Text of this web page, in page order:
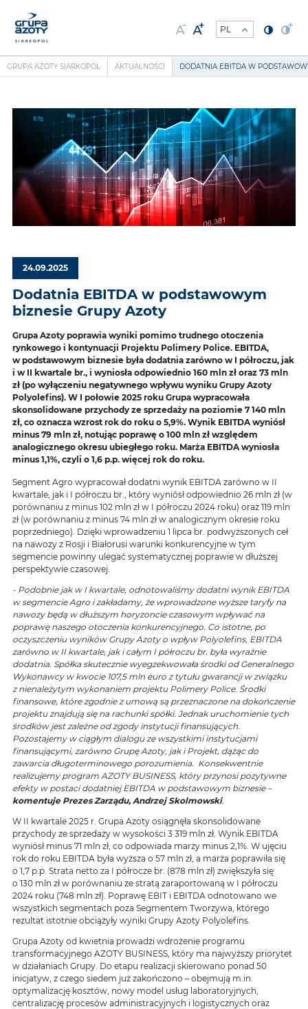
GRUPA AZOTY SIARKOPOL AKTUALNOŚCI DODATNIA EBITDA W
24.09.2025
Dodatnia EBITDA w podstawowym
biznesie Grupy Azoty
Grupa Azoty poprawia wyniki pomimo trudnego otoczenia
rynkowego i kontynuacji Projektu Polimery Police. EBITDA,
w podstawowym biznesie była dodatnia zarówno w I półroczu, jak
i w II kwartale br., i wyniosła odpowiednio 160 mln zł oraz 73 mln
zł (po wyłączeniu negatywnego wpływu wyniku Grupy Azoty
Polyolefins). W I połowie 2025 roku Grupa wypracowała
skonsolidowane przychody ze sprzedaży na poziomie 7 140 mln
zł, co oznacza wzrost rok do roku o 5,9%. Wynik EBITDA wyniósł
minus 79 mln zł, notując poprawę o 100 mln zł względem
analogicznego okresu ubiegłego roku. Marża EBITDA wyniosła
minus 1,1%, czyli o 1,6 p.p. więcej rok do roku.
Segment Agro wypracował dodatni wynik EBITDA zarówno w II
kwartale, jak i I półroczu br., który wyniósł odpowiednio 26 mln zł (w
porównaniu z minus 102 mln zł w I półroczu 2024 roku) oraz 119 mln
zł (w porównaniu z minus 74 mln zł w analogicznym okresie roku
poprzedniego). Dzięki wprowadzeniu 1 lipca br. podwyższonych ceł
na nawozy z Rosji i Białorusi warunki konkurencyjne w tym
segmencie powinny ulegać systematycznej poprawie w dłuższej
perspektywie czasowej.
- Podobnie jak w I kwartale, odnotowaliśmy dodatni wynik EBITDA
w segmencie Agro i zakładamy, że wprowadzone wyższe taryfy na
nawozy będą w dłuższym horyzoncie czasowym wpływać na
poprawę naszego otoczenia konkurencyjnego. Co istotne, po
oczyszczeniu wyników Grupy Azoty o wpływ Polyolefins, EBITDA
zarówno w II kwartale, jak i całym I półroczu br. była wyraźnie
dodatnia. Spółka skutecznie wyegzekwowała środki od Generalnego
Wykonawcy w kwocie 107,5 mln euro z tytułu gwarancji w związku
z nienależytym wykonaniem projektu Polimery Police. Środki
finansowe, które zgodnie z umową są przeznaczone na dokończenie
projektu znajdują się na rachunki spółki. Jednak uruchomienie tych
środków jest zależne od zgody instytucji finansujących.
Pozostajemy w ciągłym dialogu ze wszystkimi instytucjami
finansującymi, zarówno Grupę Azoty, jak i Projekt, dążąc do
zawarcia długoterminowego porozumienia. Konsekwentnie
realizujemy program AZOTY BUSINESS, który przynosi pozytywne
efekty w postaci dodatniej EBITDA w podstawowym biznesie –
komentuje Prezes Zarządu, Andrzej Skolmowski.
W II kwartale 2025 r. Grupa Azoty osiągnęła skonsolidowane
przychody ze sprzedaży w wysokości 3 319 mln zł. Wynik EBITDA
wyniósł minus 71 mln zł, co odpowiada marży minus 2,1%. W ujęciu
rok do roku EBITDA była wyższa o 57 mln zł, a marża poprawiła się
o 1,7 p.p. Strata netto za I półrocze br. (878 mln zł) zwiększyła się
o 130 mln zł w porównaniu ze stratą zaraportowaną w I półroczu
2024 roku (748 mln zł). Poprawę EBIT i EBITDA odnotowano we
wszystkich segmentach poza Segmentem Tworzywa, którego
rezultat istotnie obciążyły wyniki Grupy Azoty Polyolefins.
Grupa Azoty od kwietnia prowadzi wdrożenie programu
transformacyjnego AZOTY BUSINESS, który ma najwyższy priorytet
w działaniach Grupy. Do etapu realizacji skierowano ponad 50
inicjatyw, z czego siedem już zakończono – obejmują m.in.
optymalizację kosztów, nowy model usług laboratoryjnych,
centralizację procesów administracyjnych i logistycznych oraz